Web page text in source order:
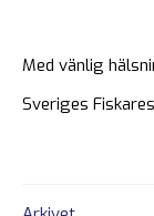
Med vänlig
Sveriges